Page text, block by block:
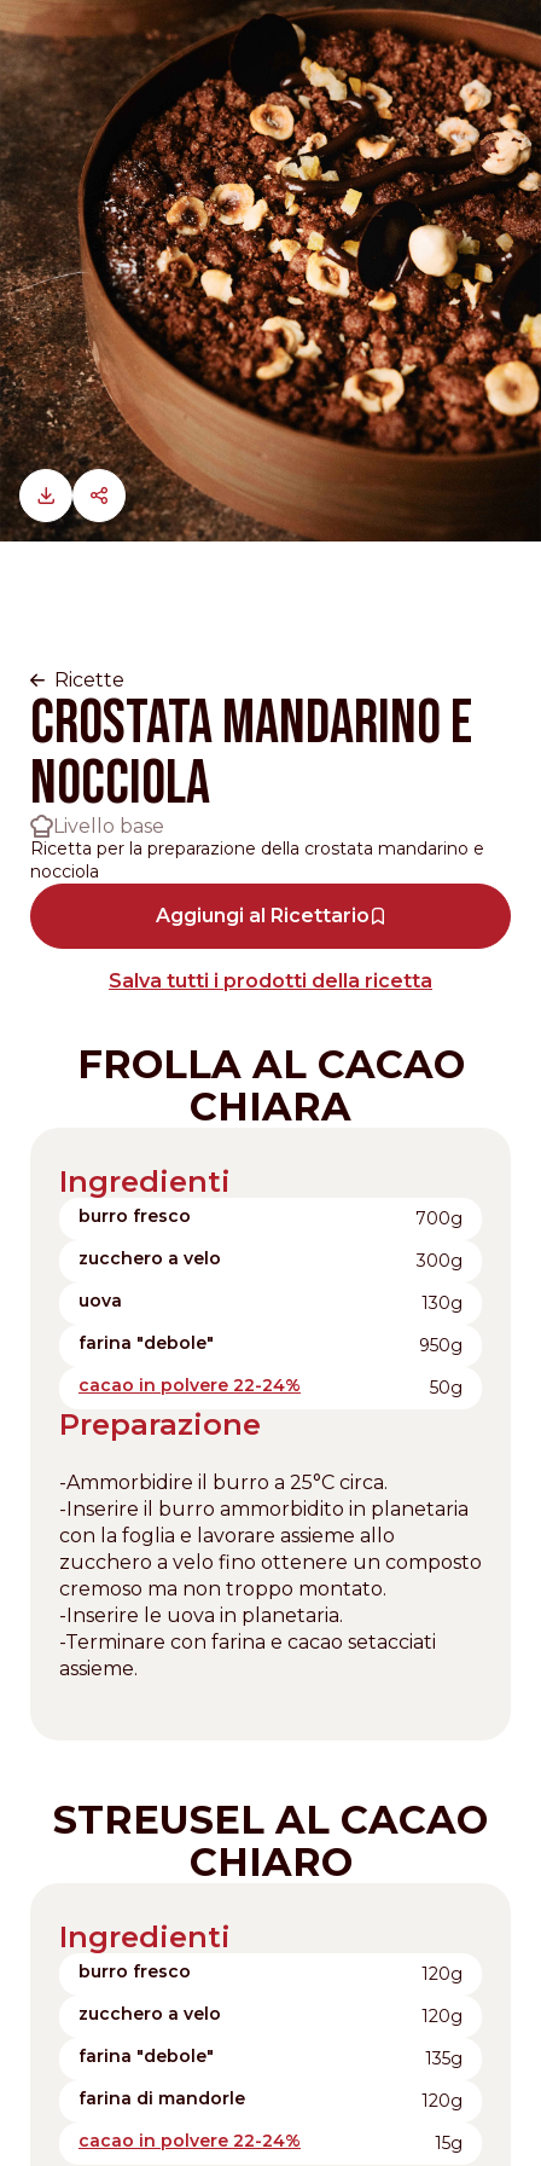
Ricette
Crostata Mandarino e
Nocciola
Livello base
Ricetta per la preparazione della crostata mandarino e
nocciola
Aggiungi al Ricettario
Salva tutti i prodotti della ricetta
FROLLA AL CACAO
CHIARA
Ingredienti
burro fresco
700g
zucchero a velo
300g
uova
130g
farina "debole"
950g
cacao in polvere 22-24%
50g
Preparazione
-Ammorbidire il burro a 25°C circa.
-Inserire il burro ammorbidito in planetaria
con la foglia e lavorare assieme allo
zucchero a velo fino ottenere un composto
cremoso ma non troppo montato.
-Inserire le uova in planetaria.
-Terminare con farina e cacao setacciati
assieme.
STREUSEL AL CACAO
CHIARO
Ingredienti
burro fresco
120g
zucchero a velo
120g
farina "debole"
135g
farina di mandorle
120g
cacao in polvere 22-24%
15g